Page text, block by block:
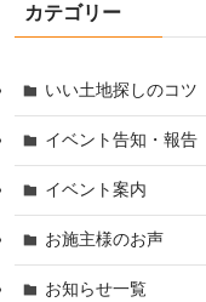
カテゴリー
いい土地探しのコツ
イベント告知・報告
イベント案内
お施主様のお声
お知らせ一覧